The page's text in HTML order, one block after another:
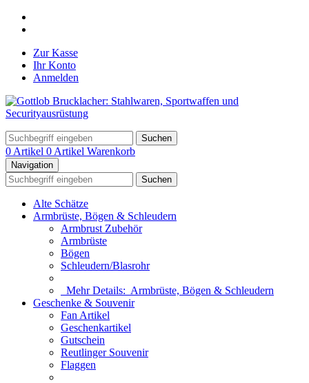
Zur Kasse
Ihr Konto
Anmelden
Suchen
0 Artikel 0 Artikel Warenkorb
Navigation
Suchen
Alte Schätze
Armbrüste, Bögen & Schleudern
Armbrust Zubehör
Armbrüste
Bögen
Schleudern/Blasrohr
Mehr Details: Armbrüste, Bögen & Schleudern
Geschenke & Souvenir
Fan Artikel
Geschenkartikel
Gutschein
Reutlinger Souvenir
Flaggen